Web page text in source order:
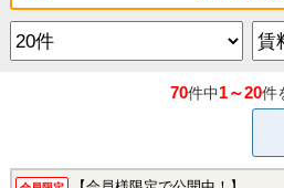
70件中1～20件